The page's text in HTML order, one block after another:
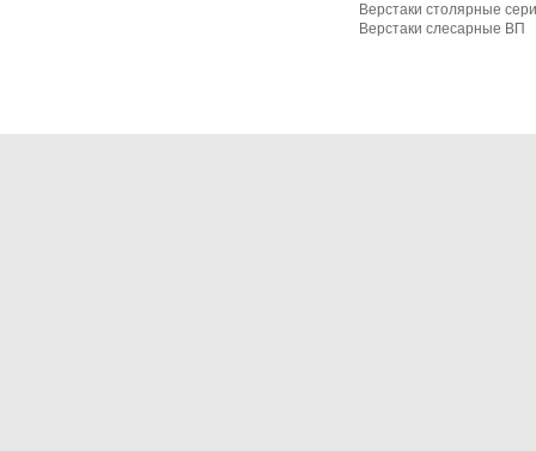
Верстаки столярные
Верстаки слесарные ВП